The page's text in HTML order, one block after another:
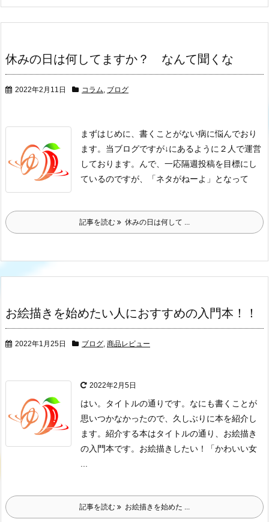
休みの日は何してますか？ なんて聞くな
2022年2月11日 コラム, ブログ
まずはじめに、書くことがない病に悩んでおり
ます。 当ブログですが↓にあるように２人で運営
しております。
んで、一応隔週投稿を目標にし
ているのですが、
「ネタがねーよ」 となって
記事を読む 休みの日は何して ...
お絵描きを始めたい人におすすめの入門本！！
2022年1月25日 ブログ, 商品レビュー
2022年2月5日
はい。タイトルの通りです。 なにも書くことが
思いつかなかったので、久しぶりに本を紹介し
ます。 紹介する本はタイトルの通り、 お絵描き
の入門本です。 お絵描きしたい！
「かわいい女
記事を読む お絵描きを始めた ...